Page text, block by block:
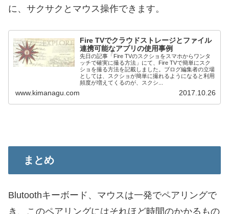
に、サクサクとマウス操作できます。
Fire TVでクラウドストレージとファイル
連携可能なアプリの使用事例
先日の記事「Fire TVのスクショをスマホからワンタ
ッチで確実に撮る方法」にて、Fire TVで簡単にスク
ショを撮る方法を記載しました。ブログ編集者の立場
としては、スクショが簡単に撮れるようになると利用
頻度が増えてくるのが、スクシ...
www.kimanagu.com 2017.10.26
まとめ
Blutoothキーボード、マウスは一発でペアリングで
き、このペアリングにはそれほど時間のかかるもの